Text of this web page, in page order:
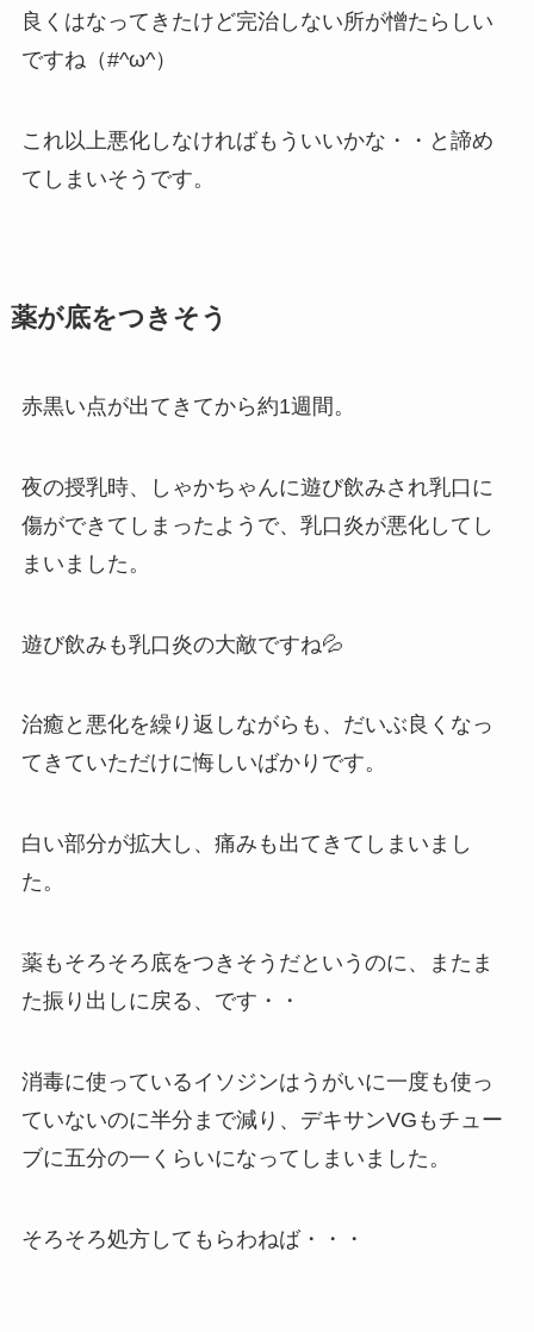
良くはなってきたけど完治しない所が憎たらしい
ですね（#^ω^）
これ以上悪化しなければもういいかな・・と諦め
てしまいそうです。
薬が底をつきそう
赤黒い点が出てきてから約1週間。
夜の授乳時、しゃかちゃんに遊び飲みされ乳口に
傷ができてしまったようで、乳口炎が悪化してし
まいました。
遊び飲みも乳口炎の大敵ですね💦
治癒と悪化を繰り返しながらも、だいぶ良くなっ
てきていただけに悔しいばかりです。
白い部分が拡大し、痛みも出てきてしまいまし
た。
薬もそろそろ底をつきそうだというのに、またま
た振り出しに戻る、です・・
消毒に使っているイソジンはうがいに一度も使っ
ていないのに半分まで減り、デキサンVGもチュー
ブに五分の一くらいになってしまいました。
そろそろ処方してもらわねば・・・